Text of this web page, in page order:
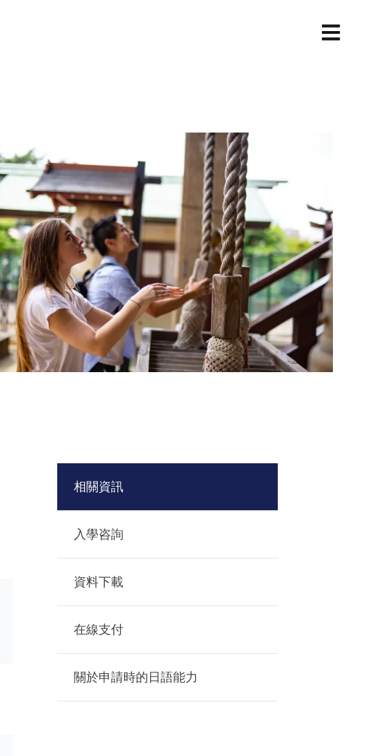
相關資訊
入學咨詢
資料下載
在線支付
關於申請時的日語能力